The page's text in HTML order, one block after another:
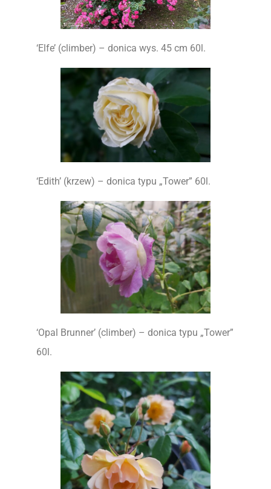
‘Elfe’ (climber) – donica wys. 45 cm 60l.
‘Edith’ (krzew) – donica typu „Tower” 60l.
‘Opal Brunner’ (climber) – donica typu „Tower”
60l.